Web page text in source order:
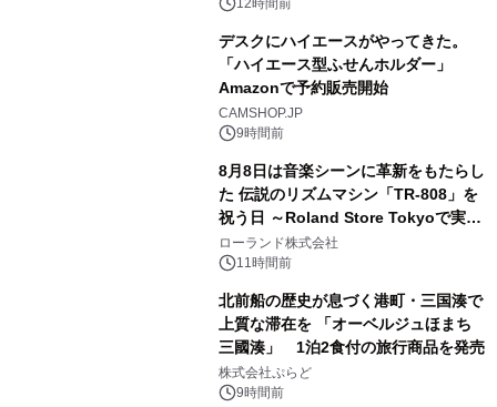
るパッケージ～ 9月1日(火)秋田県内で
12時間前
デスクにハイエースがやってきた。
「ハイエース型ふせんホルダー」
Amazonで予約販売開始
CAMSHOP.JP
9時間前
8月8日は音楽シーンに革新をもたらし
た 伝説のリズムマシン「TR-808」を
祝う日 ～Roland Store Tokyoで実機
を展示しての 記念キャンペーンを開
催 英国ラジオ「NTS」の 特別プログ
アーティストを フィーチャーしたアニ
メーションを公開～
ローランド株式会社
11時間前
北前船の歴史が息づく港町・三国湊で
上質な滞在を 「オーベルジュほまち
三國湊」 1泊2食付の旅行商品を発売
株式会社ぷらど
9時間前